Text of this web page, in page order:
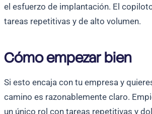
el esfuerzo de implantación. El
tareas repetitivas y de alto volumen.
Cómo empezar bien
Si esto encaja con tu empresa y
camino es razonablemente claro.
un único rol con tareas repetitivas y